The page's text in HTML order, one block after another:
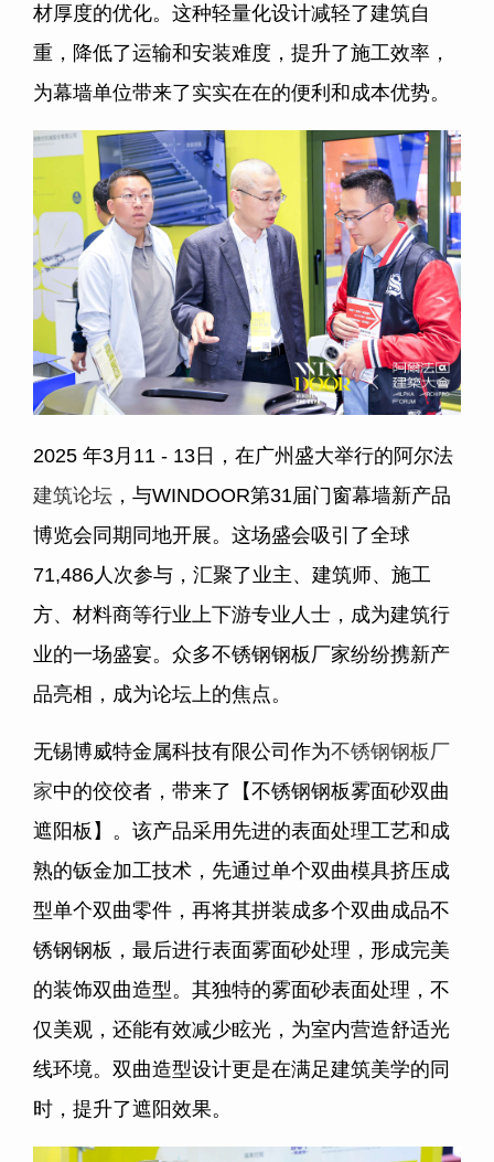
材厚度的优化。这种轻量化设计减轻了建筑自
重，降低了运输和安装难度，提升了施工效率，
为幕墙单位带来了实实在在的便利和成本优势。
2025 年3月11 - 13日，在广州盛大举行的阿尔法
建筑论坛 ，与WINDOOR第31届门窗幕墙新产品
博览会同期同地开展。这场盛会吸引了全球
71,486人次参与，汇聚了业主、建筑师、施工
方、材料商等行业上下游专业人士，成为建筑行
业的一场盛宴。众多不锈钢钢板厂家纷纷携新产
品亮相，成为论坛上的焦点。
无锡博威特金属科技有限公司作为不锈钢钢板厂
家中的佼佼者，带来了【不锈钢钢板雾面砂双曲
遮阳板】。该产品采用先进的表面处理工艺和成
熟的钣金加工技术，先通过单个双曲模具挤压成
型单个双曲零件，再将其拼装成多个双曲成品不
锈钢钢板，最后进行表面雾面砂处理，形成完美
的装饰双曲造型。其独特的雾面砂表面处理，不
仅美观，还能有效减少眩光，为室内营造舒适光
线环境。双曲造型设计更是在满足建筑美学的同
时，提升了遮阳效果。